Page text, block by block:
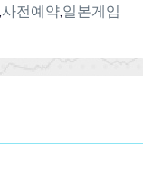
사전예약, 일본게임